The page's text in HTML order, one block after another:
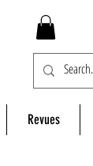
Revues